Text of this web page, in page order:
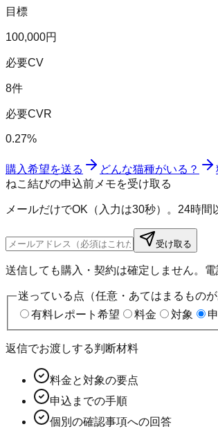
目標
100,000円
必要CV
8件
必要CVR
0.27%
購入希望を送る どんな猫種がいる？
ねこ結びの申込前メモを受け取る
メールだけでOK（入力は30秒）。24時
受け取る
送信しても購入・契約は確定しません。
迷っている点（任意・あてはまるものが
有料レポート希望
料金 対象
返信でお渡しする判断材料
料金と対象の要点
申込までの手順
個別の確認事項への回答